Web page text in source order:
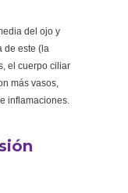
del ojo y
de este (la
el cuerpo ciliar
más vasos,
inflamaciones.